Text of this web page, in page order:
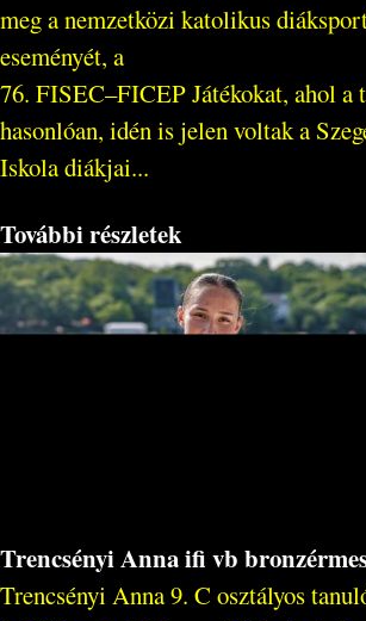
meg a nemzetközi katolikus
eseményét, a
76. FISEC–FICEP Játékokat, ahol a
hasonlóan, idén is jelen voltak a
Iskola diákjai...
További részletek
Trencsényi Anna ifi vb
Trencsényi Anna 9. C osztályos